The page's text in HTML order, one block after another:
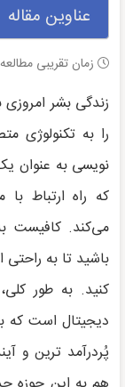
عناوین مقاله
زمان تقریبی
زندگی بشر امروزی
را به تکنولوژی
نویسی به عنوان
که راه ارتباط
می‌کند. کافیست
باشید تا به
کنید. به طور
دیجیتال است که
پُردرآمد ترین و